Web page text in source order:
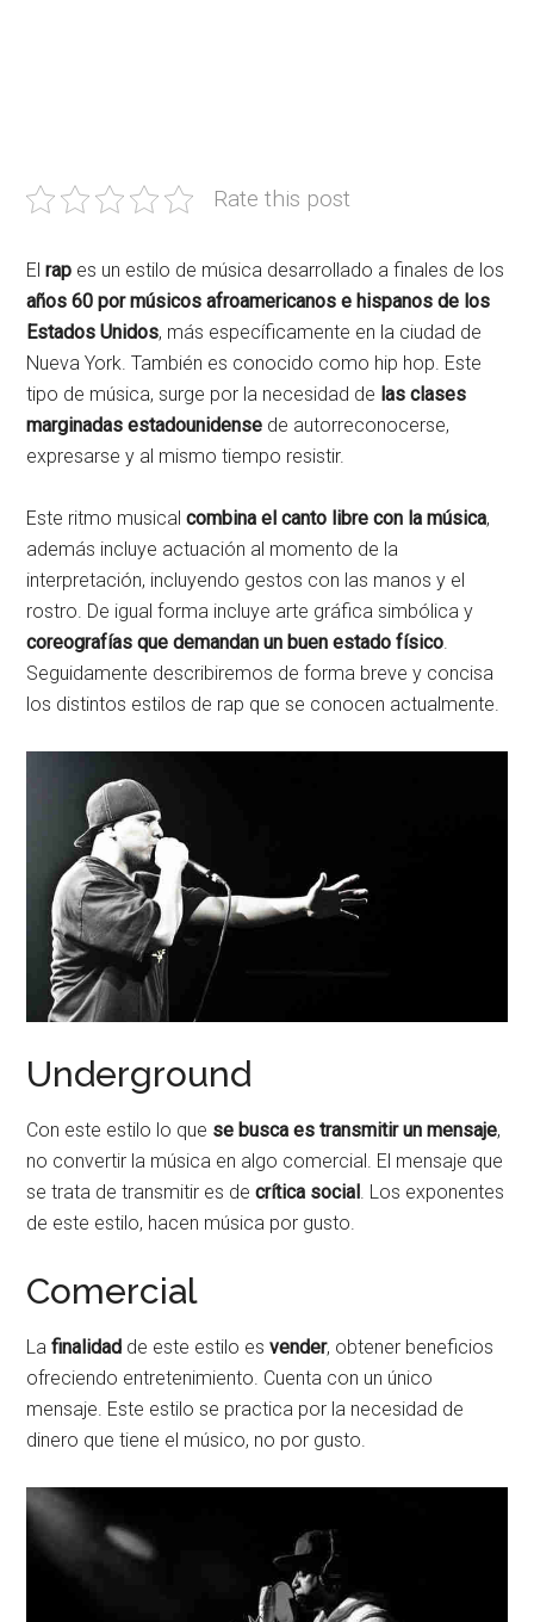
Rate this post
Elrap es un estilo de música desarrollado a finales de los
años 60 por músicos afroamericanos e hispanos de los
Estados Unidos, más específicamente en la ciudad de
Nueva York. También es conocido como hip hop. Este
tipo de música, surge por la necesidad de las clases
marginadas estadounidense de autorreconocerse,
expresarse y al mismo tiempo resistir.
Este ritmo musicalcombina el canto libre con la música,
además incluye actuación al momento de la
interpretación, incluyendo gestos con las manos y el
rostro. De igual forma incluye arte gráfica simbólica y
coreografías que demandan un buen estado físico.
Seguidamente describiremos de forma breve y concisa
los distintos estilos de rap que se conocen actualmente.
Underground
Con este estilo lo que se busca es transmitir un mensaje,
no convertir la música en algo comercial. El mensaje que
se trata de transmitir es decrítica social. Los exponentes
de este estilo, hacen música por gusto.
Comercial
Lafinalidad de este estilo esvender, obtener beneficios
ofreciendo entretenimiento. Cuenta con un único
mensaje. Este estilo se practica por la necesidad de
dinero que tiene el músico, no por gusto.